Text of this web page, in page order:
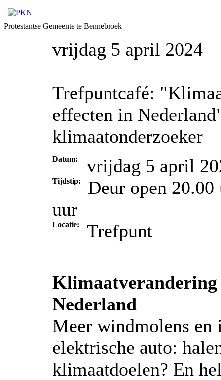
Protestantse Gemeente te Bennebroek
vrijdag 5 april 2024
Trefpuntcafé:
effecten in
klimaatonderzoeker
Datum: vrijdag 5 april
Tijdstip:
Deur open
uur
Locatie: Trefpunt
Klimaatverandering
Nederland
Meer windmolens en
elektrische auto:
klimaatdoelen? En